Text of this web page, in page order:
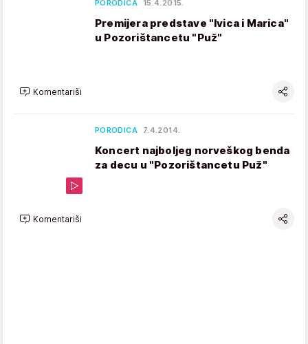
PORODICA 15.4.2015.
Premijera predstave "Ivica i Marica"
u Pozorištancetu "Puž"
Komentariši
PORODICA 7.4.2014.
Koncert najboljeg norveškog benda
za decu u "Pozorištancetu Puž"
Komentariši